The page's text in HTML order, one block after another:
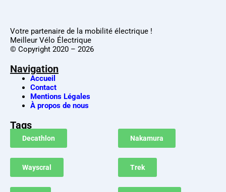
Votre partenaire de la mobilité électrique !
Meilleur Vélo Électrique
© Copyright 2020 – 2026
Navigation
Accueil
Contact
Mentions Légales
À propos de nous
Tags
Decathlon Nakamura
Wayscral Trek